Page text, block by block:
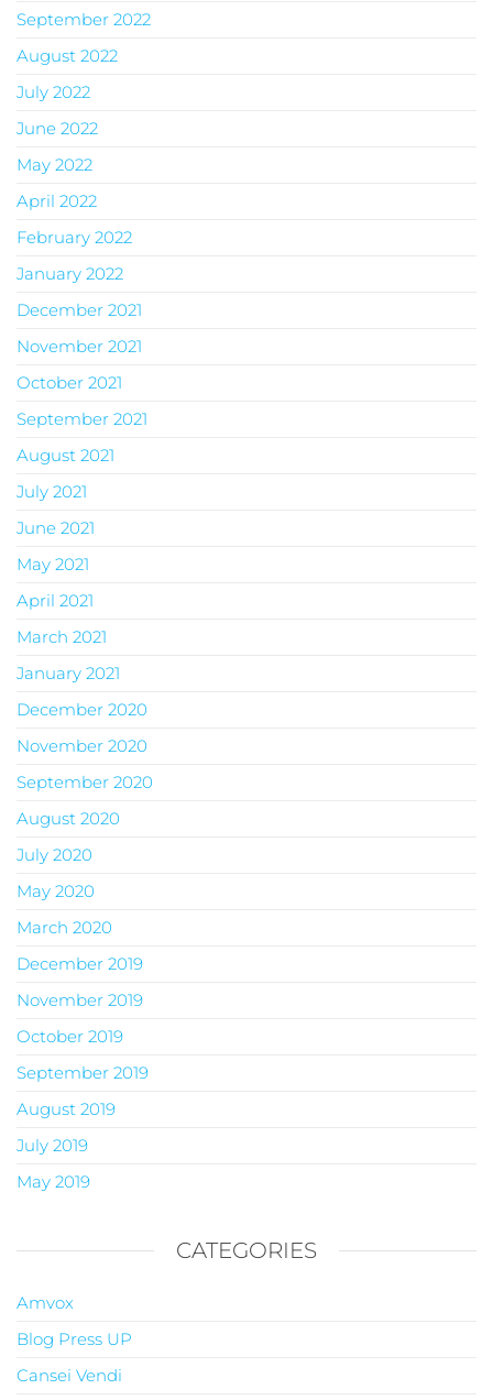
September 2022
August 2022
July 2022
June 2022
May 2022
April 2022
February 2022
January 2022
December 2021
November 2021
October 2021
September 2021
August 2021
July 2021
June 2021
May 2021
April 2021
March 2021
January 2021
December 2020
November 2020
September 2020
August 2020
July 2020
May 2020
March 2020
December 2019
November 2019
October 2019
September 2019
August 2019
July 2019
May 2019
CATEGORIES
Amvox
Blog Press UP
Cansei Vendi